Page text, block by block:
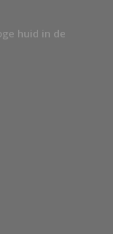
huid in de